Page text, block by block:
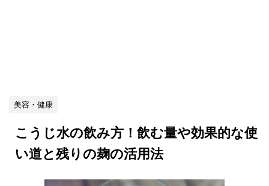
美容・健康
こうじ水の飲み方！飲む量や効果的な使
い道と残りの麹の活用法